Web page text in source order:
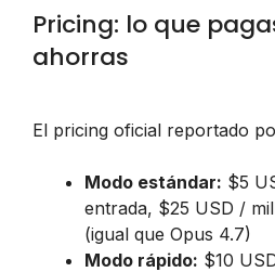
Pricing: lo que
ahorras
El pricing oficial reportado
Modo estándar: $5
entrada, $25 USD /
(igual que Opus 4.7)
Modo rápido: $10